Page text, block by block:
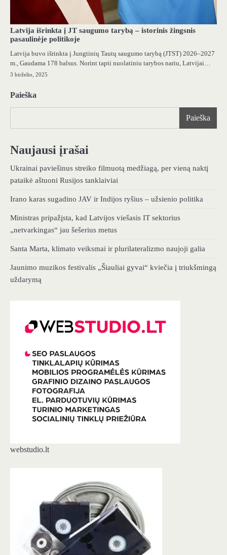
Latvija išrinkta į JT saugumo tarybą – istorinis žingsnis
pasaulinėje politikoje
Latvija buvo išrinkta į Jungtinių Tautų saugumo tarybą (JTST) 2026–2027
m., Gaudama 178 balsus. Norint tapti nuolatiniu tarybos nariu, Latvijai…
3 birželio, 2025
Paieška
Paieška
Naujausi įrašai
Ukrainai paviešinus streiko filmuotą medžiagą, per vieną naktį
pataikė aštuoni Rusijos tanklaiviai
Irano karas sugadino JAV ir Indijos ryšius – užsienio politika
Ministras pripažįsta, kad Latvijos viešasis IT sektorius
„netvarkingas“ jau šešerius metus
Santa Marta, klimato veiksmai ir plurilateralizmo naujoji galia
Jaunimo muzikos festivalis „Šiauliai gyvai“ kviečia į triukšmingą
uždarymą
webstudio.lt